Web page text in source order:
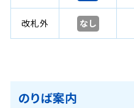
改札外 なし
のりば案内